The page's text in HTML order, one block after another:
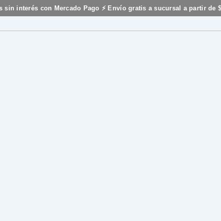
sin interés con Mercado Pago ⚡ Envío gratis a sucursal a partir de